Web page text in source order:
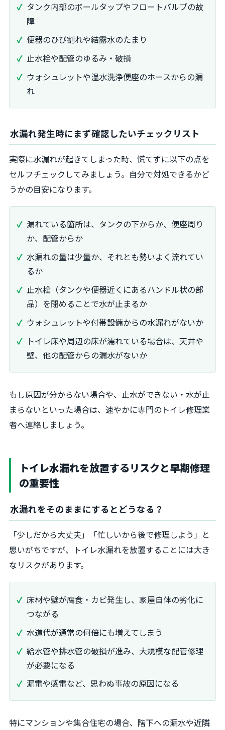
タンク内部のボールタップやフロートバルブの故
障
便器のひび割れや結露水のたまり
止水栓や配管のゆるみ・破損
ウォシュレットや温水洗浄便座のホースからの漏
れ
水漏れ発生時にまず確認したいチェックリスト
実際に水漏れが起きてしまった時、慌てずに以下の点を
セルフチェックしてみましょう。自分で対処できるかど
うかの目安になります。
漏れている箇所は、タンクの下からか、便座周り
か、配管からか
水漏れの量は少量か、それとも勢いよく流れてい
るか
止水栓（タンクや便器近くにあるハンドル状の部
品）を閉めることで水が止まるか
ウォシュレットや付帯設備からの水漏れがないか
トイレ床や周辺の床が濡れている場合は、天井や
壁、他の配管からの漏水がないか
もし原因が分からない場合や、止水ができない・水が止
まらないといった場合は、速やかに専門のトイレ修理業
者へ連絡しましょう。
トイレ水漏れを放置するリスクと早期修理
の重要性
水漏れをそのままにするとどうなる？
「少しだから大丈夫」「忙しいから後で修理しよう」と
思いがちですが、トイレ水漏れを放置することには大き
なリスクがあります。
床材や壁が腐食・カビ発生し、家屋自体の劣化に
つながる
水道代が通常の何倍にも増えてしまう
給水管や排水管の破損が進み、大規模な配管修理
が必要になる
漏電や感電など、思わぬ事故の原因になる
特にマンションや集合住宅の場合、階下への漏水や近隣